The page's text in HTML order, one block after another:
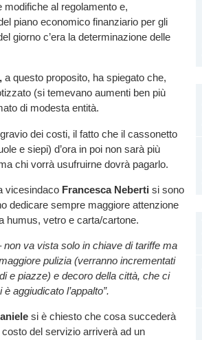
al regolamento e,
piano economico finanziario per gli
giorno c’era la determinazione delle
a questo proposito, ha spiegato che,
(si temevano aumenti ben più
di modesta entità.
dei costi, il fatto che il cassonetto
e siepi) d’ora in poi non sarà più
chi vorrà usufruirne dovrà pagarlo.
vicesindaco Francesca Neberti si sono
dedicare sempre maggiore attenzione
humus, vetro e carta/cartone.
non va vista solo in chiave di tariffe ma
pulizia (verranno incrementati
e piazze) e decoro della città, che ci
aggiudicato l’appalto”.
si è chiesto che cosa succederà
del servizio arriverà ad un